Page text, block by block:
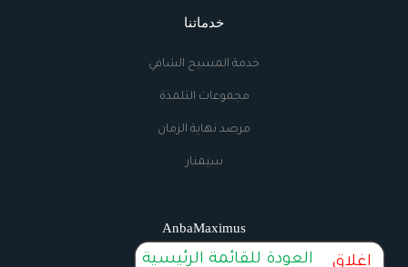
خدماتنا
خدمة المسيح الشافي
مجموعات التلمذة
مرصد نهاية الزمان
سيمنار
AnbaMaximus
إغلاق العودة للقائمة الرئيسية